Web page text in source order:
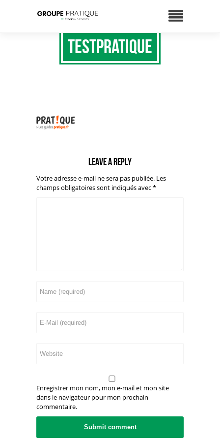
testpratique
Leave a reply
Votre adresse e-mail ne sera pas publiée. Les
champs obligatoires sont indiqués avec*
Enregistrer mon nom, mon e-mail et mon site
dans le navigateur pour mon prochain
commentaire.